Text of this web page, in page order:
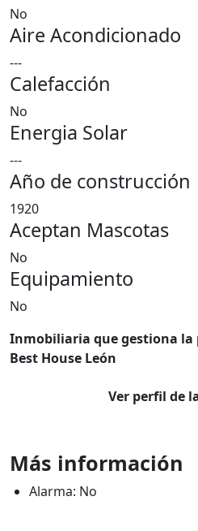
No
Aire Acondicionado
---
Calefacción
No
Energia Solar
---
Año de construcción
1920
Aceptan Mascotas
No
Equipamiento
No
Inmobiliaria que gestiona la
Best House León
Ver perfil de
Más información
Alarma: No